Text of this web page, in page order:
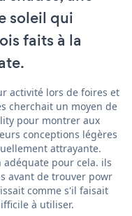
soleil qui
faits à la
activité lors de foires et
cherchait un moyen de
pour montrer aux
conceptions légères
attrayante.
pour cela. ils
avant de trouver powr
comme s'il faisait
à utiliser.